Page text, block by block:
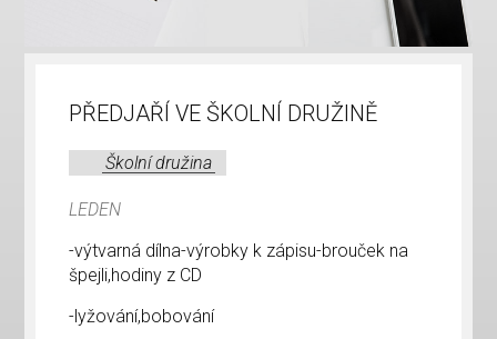
PŘEDJAŘÍ VE ŠKOLNÍ DRUŽINĚ
Školní družina
LEDEN
-výtvarná dílna-výrobky k zápisu-brouček na
špejli,hodiny z CD
-lyžování,bobování